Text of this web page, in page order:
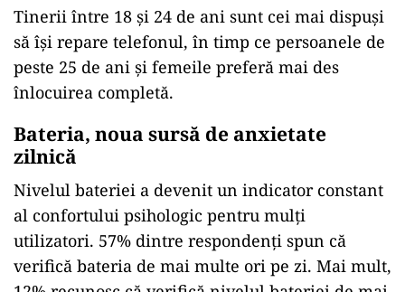
Tinerii între 18 și 24 de ani sunt cei mai dispuși
să își repare telefonul, în timp ce persoanele de
peste 25 de ani și femeile preferă mai des
înlocuirea completă.
Bateria, noua sursă de anxietate
zilnică
Nivelul bateriei a devenit un indicator constant
al confortului psihologic pentru mulți
utilizatori. 57% dintre respondenți spun că
verifică bateria de mai multe ori pe zi. Mai mult,